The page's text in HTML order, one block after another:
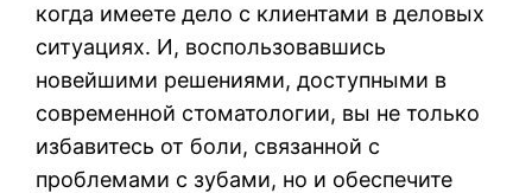
когда имеете дело с клиентами в деловых
ситуациях. И, воспользовавшись
новейшими решениями, доступными в
современной стоматологии, вы не только
избавитесь от боли, связанной с
проблемами с зубами, но и обеспечите